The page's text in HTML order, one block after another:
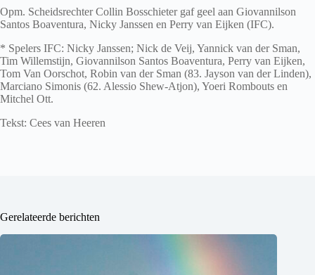
Opm. Scheidsrechter Collin Bosschieter gaf geel aan Giovannilson
Santos Boaventura, Nicky Janssen en Perry van Eijken (IFC).
* Spelers IFC: Nicky Janssen; Nick de Veij, Yannick van der Sman,
Tim Willemstijn, Giovannilson Santos Boaventura, Perry van Eijken,
Tom Van Oorschot, Robin van der Sman (83. Jayson van der Linden),
Marciano Simonis (62. Alessio Shew-Atjon), Yoeri Rombouts en
Mitchel Ott.
Tekst: Cees van Heeren
Gerelateerde berichten